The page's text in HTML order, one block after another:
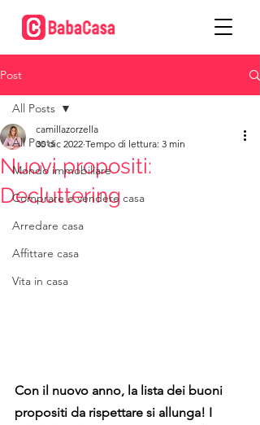
Post
All Posts
Mondo immobiliare
Comprare e vendere casa
Arredare casa
Affittare casa
Vita in casa
All Posts
Nuovi propositi:
Decluttering
camillazorzella
30 dic 2022 Tempo di lettura: 3 min
Con il nuovo anno, la lista dei buoni
propositi da rispettare si allunga! I